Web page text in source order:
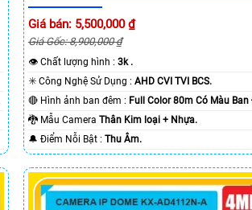
Giá bán: 5,500,000 ₫
Giá Gốc: 8,900,000 ₫
👁 Chất lượng hình : 3k .
✳️ Công Nghệ Sử Dụng : AHD CVI TVI BCS.
🔴 Hình ảnh ban đêm : Full Color 80m Có Màu Ban
🐉️ Mẫu Camera Thân Kim loại + Nhựa.
️🔔 Điểm Nỗi Bật : Thu Âm.